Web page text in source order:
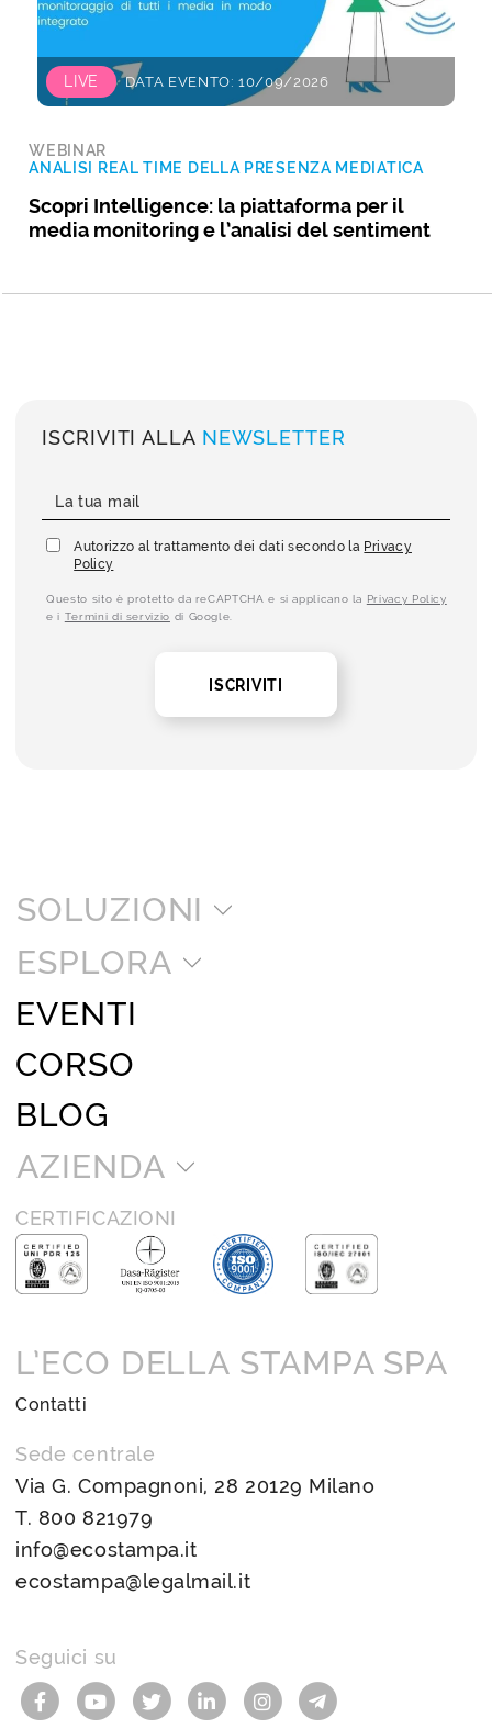
LIVE DATA EVENTO: 10/09/2026
WEBINAR
ANALISI REAL TIME DELLA PRESENZA MEDIATICA
Scopri Intelligence: la piattaforma per il
media monitoring e l’analisi del sentiment
ISCRIVITI ALLA NEWSLETTER
Autorizzo al trattamento dei dati secondo la Privacy
Policy
Questo sito è protetto da reCAPTCHA e si applicano la Privacy Policy
e i Termini di servizio di Google.
ISCRIVITI
SOLUZIONI
ESPLORA
EVENTI
CORSO
BLOG
AZIENDA
CERTIFICAZIONI
L’ECO DELLA STAMPA SPA
Contatti
Sede centrale
Via G. Compagnoni, 28 20129 Milano
T. 800 821979
info@ecostampa.it
ecostampa@legalmail.it
Seguici su